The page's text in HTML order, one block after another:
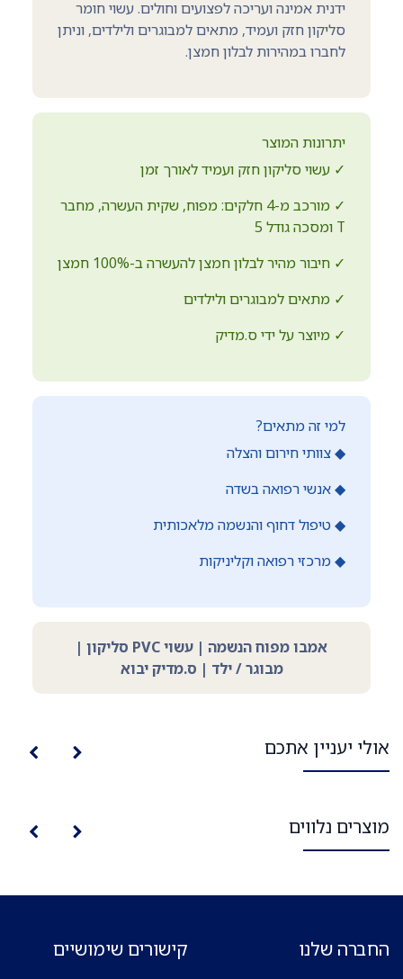
ידנית אמינה ועריכה לפצועים וחולים. עשוי חומר
סליקון חזק ועמיד, מתאים למבוגרים ולילדים, וניתן
לחברו במהירות לבלון חמצן.
יתרונות המוצר
✓ עשוי סליקון חזק ועמיד לאורך זמן
✓ מורכב מ-4 חלקים: מפוח, שקית העשרה, מחבר
T ומסכה גודל 5
✓ חיבור מהיר לבלון חמצן להעשרה ב-100% חמצן
✓ מתאים למבוגרים ולילדים
✓ מיוצר על ידי ס.מדיק
למי זה מתאים?
◆ צוותי חירום והצלה
◆ אנשי רפואה בשדה
◆ טיפול דחוף והנשמה מלאכותית
◆ מרכזי רפואה וקליניקות
אמבו מפוח הנשמה | עשוי PVC סליקון |
מבוגר / ילד | ס.מדיק יבוא
אולי יעניין אתכם
מוצרים נלווים
החברה שלנו קישורים שימושיים